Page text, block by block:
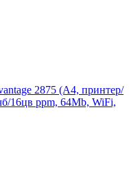
2875 (А4, принтер/
16цв ppm, 64Mb, WiFi,